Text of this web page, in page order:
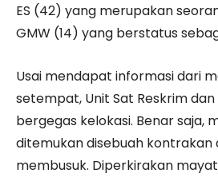
ES (42) yang merupakan
GMW (14) yang berstatus
Usai mendapat informasi dari
setempat, Unit Sat Reskrim
bergegas kelokasi. Benar saja,
ditemukan disebuah kontrakan
membusuk. Diperkirakan